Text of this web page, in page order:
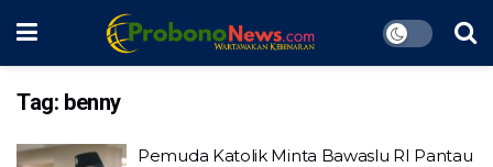
Tag: benny
Pemuda Katolik Minta Bawaslu RI Pantau